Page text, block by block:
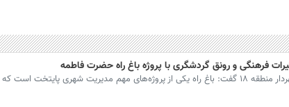
فرهنگی و رونق گردشگری با پروژه باغ راه حضرت فاطمه
راه یکی از پروژه‌های مهم مدیریت شهری پایتخت است که علاوه بر تاثیرات…